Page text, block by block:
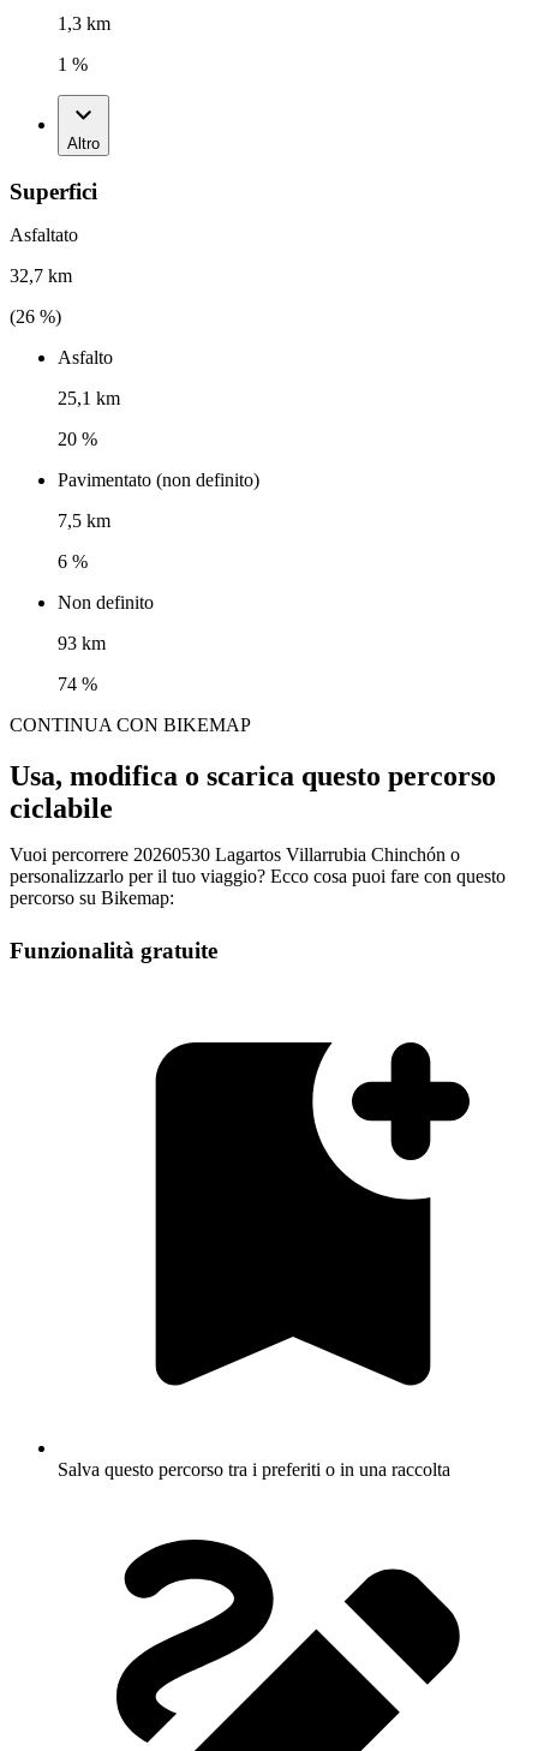
1,3 km
1 %
Altro
Superfici
Asfaltato
32,7 km
(26 %)
Asfalto
25,1 km
20 %
Pavimentato (non definito)
7,5 km
6 %
Non definito
93 km
74 %
CONTINUA CON BIKEMAP
Usa, modifica o scarica questo percorso
ciclabile
Vuoi percorrere 20260530 Lagartos Villarrubia Chinchón o
personalizzarlo per il tuo viaggio? Ecco cosa puoi fare con questo
percorso su Bikemap:
Funzionalità gratuite
Salva questo percorso tra i preferiti o in una raccolta